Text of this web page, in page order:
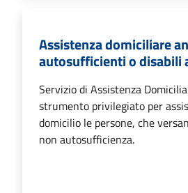
Assistenza domiciliare
autosufficienti o disabili
Servizio di Assistenza
strumento privilegiato per
domicilio le persone, che
non autosufficienza.